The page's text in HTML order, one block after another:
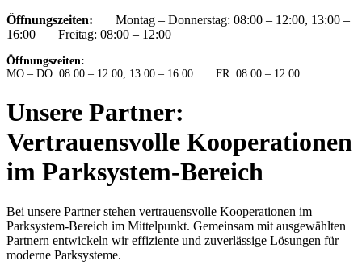
Öffnungszeiten: Montag – Donnerstag: 08:00 – 12:00, 13:00 –
16:00 Freitag: 08:00 – 12:00
Öffnungszeiten:
MO – DO: 08:00 – 12:00, 13:00 – 16:00 FR: 08:00 – 12:00
Unsere Partner:
Vertrauensvolle Kooperationen
im Parksystem-Bereich
Bei unsere Partner stehen vertrauensvolle Kooperationen im
Parksystem-Bereich im Mittelpunkt. Gemeinsam mit ausgewählten
Partnern entwickeln wir effiziente und zuverlässige Lösungen für
moderne Parksysteme.